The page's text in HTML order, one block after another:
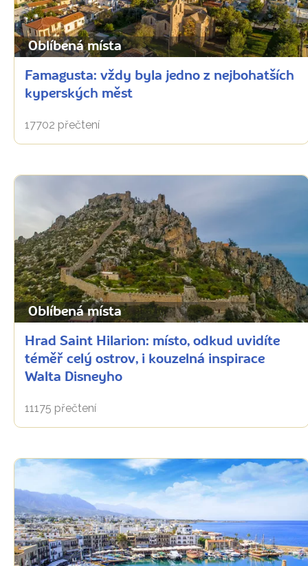
Oblíbená místa
Famagusta: vždy byla jedno z nejbohatších
kyperských měst
17702 přečtení
Oblíbená místa
Hrad Saint Hilarion: místo, odkud uvidíte
téměř celý ostrov, i kouzelná inspirace
Walta Disneyho
11175 přečtení